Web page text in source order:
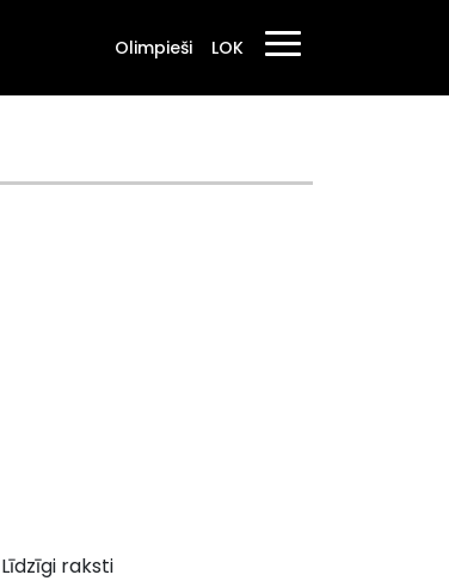
Olimpieši LOK
Līdzīgi raksti